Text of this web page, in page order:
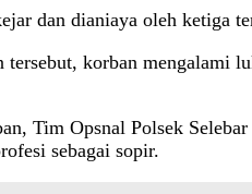
dan dianiaya oleh ketiga
tersebut, korban mengalami
Tim Opsnal Polsek
sebagai sopir.